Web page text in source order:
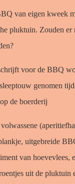
van eigen kweek
pluktuin. Zouden er
voor de BBQ
genomen
de boerderij
uitgebreide
van hoevevlees,
uit de pluktuin